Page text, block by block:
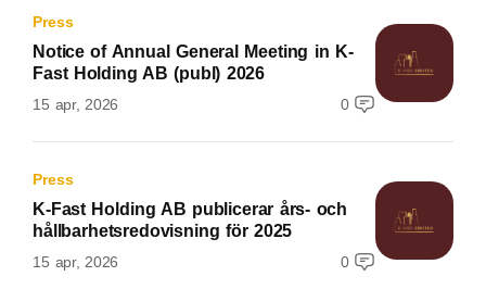
Press
Notice of Annual General Meeting in K-
Fast Holding AB (publ) 2026
15 apr, 2026 0
Press
K-Fast Holding AB publicerar års- och
hållbarhetsredovisning för 2025
15 apr, 2026 0